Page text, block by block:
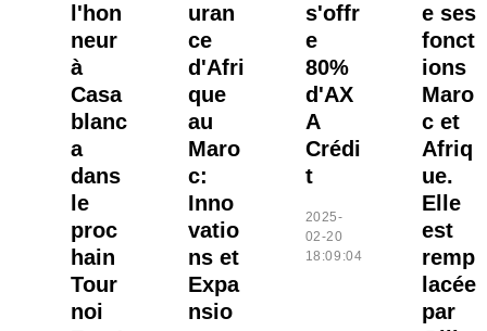
l'hon
neur
à
Casa
blanc
a
dans
le
proc
hain
Tour
noi
uran
ce
d'Afri
que
au
Maro
c:
Inno
vatio
ns et
Expa
nsio
s'offr
e
80%
d'AX
A
Crédi
t
2025-
02-20
18:09:04
e ses
fonct
ions
Maro
c et
Afriq
ue.
Elle
est
remp
lacée
par